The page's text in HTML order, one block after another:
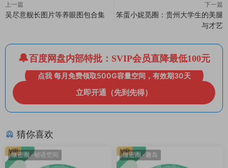
上一篇
吴尽意舰长图片等养眼图包合集
下一篇
笨蛋小妮觅圈：贵州大学生的美腿
与才艺
百度网盘内部特批：SVIP会员直降最低100元
点我 每月免费领取500G容量空间，有效期30天
立即开通（先到先得）
猜你喜欢
微密圈·秘语空间
VIP 微密圈·趣岛
VIP